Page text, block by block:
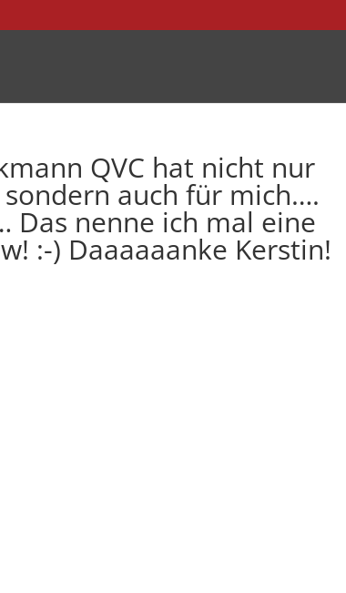
QVC hat nicht nur
auch für mich….
Das nenne ich mal eine
:-) Daaaaaanke Kerstin!